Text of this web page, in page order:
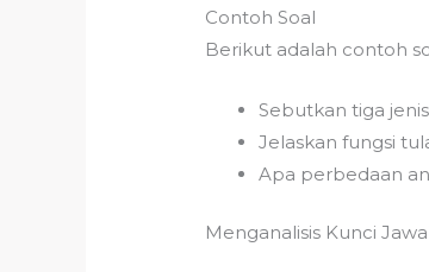
Contoh Soal
Berikut adalah contoh
Sebutkan tiga
Jelaskan fungsi
Apa perbedaan
Menganalisis Kunci